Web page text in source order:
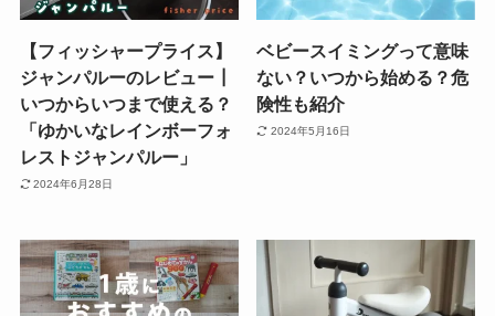
【フィッシャープライス】
ジャンパルーのレビュー┃
いつからいつまで使える？
「ゆかいなレインボーフォ
レストジャンパルー」
2024年6月28日
ベビースイミングって意味
ない？いつから始める？危
険性も紹介
2024年5月16日